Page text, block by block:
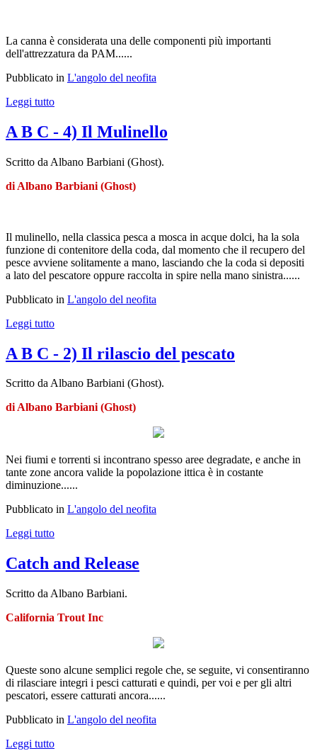
La canna è considerata una delle componenti più importanti
dell'attrezzatura da PAM......
Pubblicato in L'angolo del neofita
Leggi tutto
A B C - 4) Il Mulinello
Scritto da Albano Barbiani (Ghost).
di Albano Barbiani (Ghost)
Il mulinello, nella classica pesca a mosca in acque dolci, ha la sola
funzione di contenitore della coda, dal momento che il recupero del
pesce avviene solitamente a mano, lasciando che la coda si depositi
a lato del pescatore oppure raccolta in spire nella mano sinistra......
Pubblicato in L'angolo del neofita
Leggi tutto
A B C - 2) Il rilascio del pescato
Scritto da Albano Barbiani (Ghost).
di Albano Barbiani (Ghost)
Nei fiumi e torrenti si incontrano spesso aree degradate, e anche in
tante zone ancora valide la popolazione ittica è in costante
diminuzione......
Pubblicato in L'angolo del neofita
Leggi tutto
Catch and Release
Scritto da Albano Barbiani.
California Trout Inc
Queste sono alcune semplici regole che, se seguite, vi consentiranno
di rilasciare integri i pesci catturati e quindi, per voi e per gli altri
pescatori, essere catturati ancora......
Pubblicato in L'angolo del neofita
Leggi tutto